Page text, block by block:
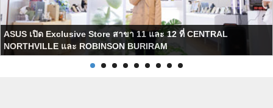
ASUS เปิด Exclusive Store สาขา 11 และ 12 ที่ CENTRAL
NORTHVILLE และ ROBINSON BURIRAM